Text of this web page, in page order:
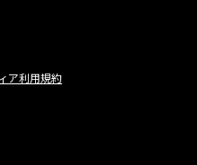
ア利用規約